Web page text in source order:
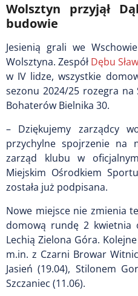
Wolsztyn przyjął
budowie
Jesienią grali we
Wolsztyna. Zespół Dębu
w IV lidze, wszystkie
sezonu 2024/25 rozegra
Bohaterów Bielnika 30.
– Dziękujemy zarządcy
przychylne spojrzenie na
zarząd klubu w
Miejskim Ośrodkiem
została już podpisana.
Nowe miejsce nie zmienia
domową rundę 2 kwietnia
Lechią Zielona Góra.
m.in. z Czarni Browar
Jasień (19.04), Stilonem
Szczaniec (11.06).